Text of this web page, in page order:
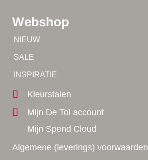
Webshop
NIEUW
SALE
INSPIRATIE
Kleurstalen
Mijn De Tol account
Mijn Spend Cloud
Algemene (leverings) voorwaarden